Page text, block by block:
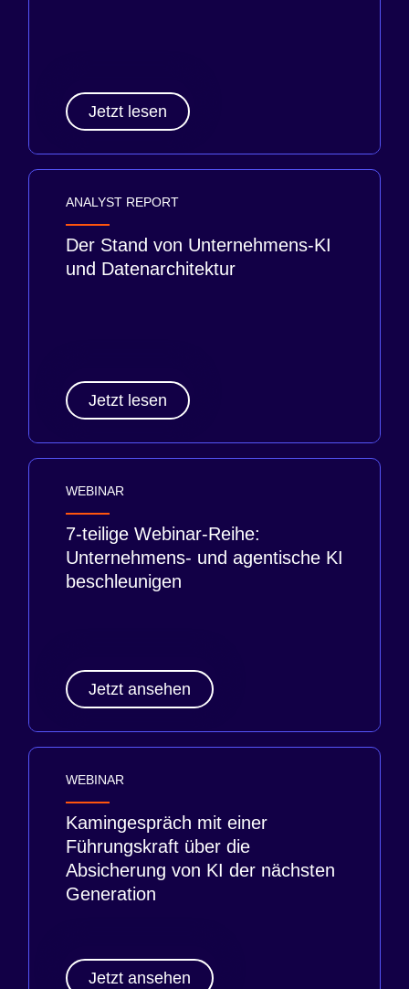
Jetzt lesen
ANALYST REPORT
Der Stand von Unternehmens-KI
und Datenarchitektur
Jetzt lesen
WEBINAR
7-teilige Webinar-Reihe:
Unternehmens- und agentische KI
beschleunigen
Jetzt ansehen
WEBINAR
Kamingespräch mit einer
Führungskraft über die
Absicherung von KI der nächsten
Generation
Jetzt ansehen